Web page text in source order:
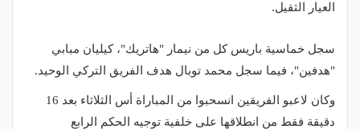
العيار الثقيل.
سجل خماسية باريس كل من نيمار "هاتريك"، كيليان مبابي
"هدفين"، فيما سجل محمد توبال هدف الفريق التركي الوحيد.
وكان لاعبو الفريقين انسحبوا من المباراة أس الثلاثاء بعد 16
دقيقة فقط من انطلاقها على خلفية توجيه الحكم الرابع